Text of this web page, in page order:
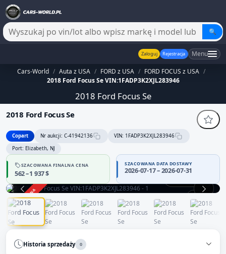
🔍
Zaloguj Rejestracja Menu
Cars-World / Auta z USA / FORD z USA / FORD FOCUS z USA /
2018 Ford Focus Se VIN:1FADP3K2XJL283946
2018 Ford Focus Se
2018 Ford Focus Se
Copart Nr aukcji: C-41942136
VIN: 1FADP3K2XJL283946
Port: Elizabeth, NJ
SZACOWANA FINALNA CENA
562 – 1 937 $
SZACOWANA DATA DOSTAWY
2026-07-17 – 2026-07-31
ZAKOŃCZONA
Historia sprzedaży 0